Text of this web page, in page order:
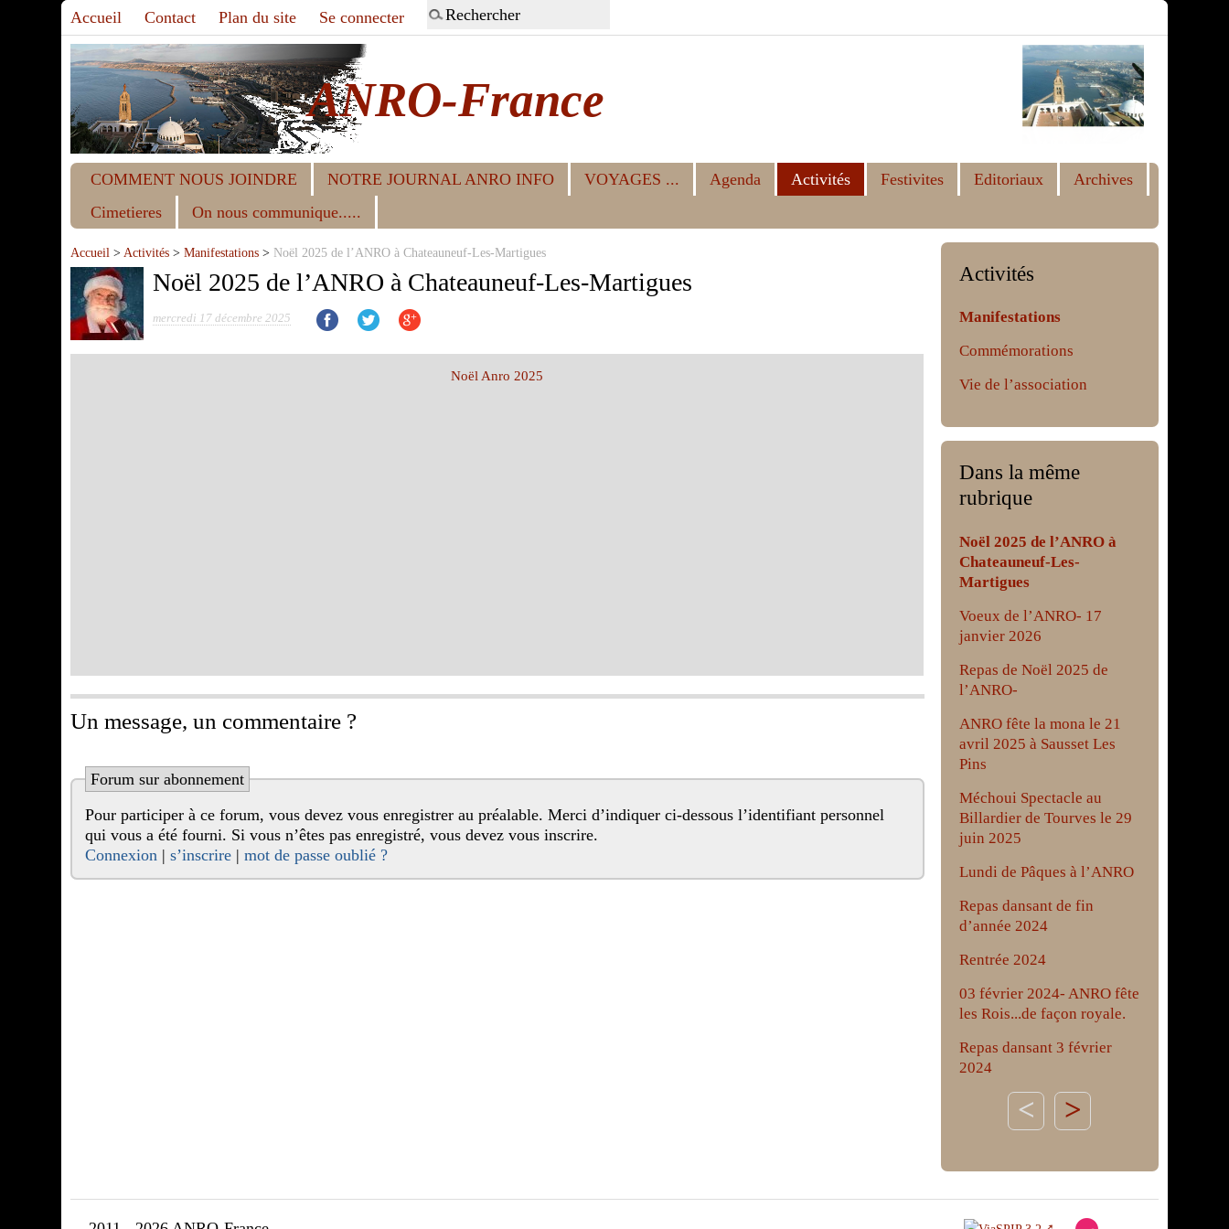
Accueil Contact Plan du site Se connecter
ANRO-France
COMMENT NOUS JOINDRE NOTRE JOURNAL ANRO INFO VOYAGES ... Agenda Activités Festivites Editoriaux
Archives
Cimetieres
On nous communique.....
Accueil > Activités >Manifestations > Noël 2025 de l’ANRO à Chateauneuf-Les-Martigues
Noël 2025 de l’ANRO à Chateauneuf-Les-Martigues
mercredi 17 décembre 2025
Noël Anro 2025
Un message, un commentaire ?
Forum sur abonnement
Pour participer à ce forum, vous devez vous enregistrer au préalable. Merci d’indiquer ci-dessous l’identifiant personnel
qui vous a été fourni. Si vous n’êtes pas enregistré, vous devez vous inscrire.
Connexion |s’inscrire |mot de passe oublié ?
Activités
Manifestations
Commémorations
Vie de l’association
Dans la même
rubrique
Noël 2025 de l’ANRO à
Chateauneuf-Les-
Martigues
Voeux de l’ANRO- 17
janvier 2026
Repas de Noël 2025 de
l’ANRO-
ANRO fête la mona le 21
avril 2025 à Sausset Les
Pins
Méchoui Spectacle au
Billardier de Tourves le 29
juin 2025
Lundi de Pâques à l’ANRO
Repas dansant de fin
d’année 2024
Rentrée 2024
03 février 2024- ANRO fête
les Rois...de façon royale.
Repas dansant 3 février
2024
>